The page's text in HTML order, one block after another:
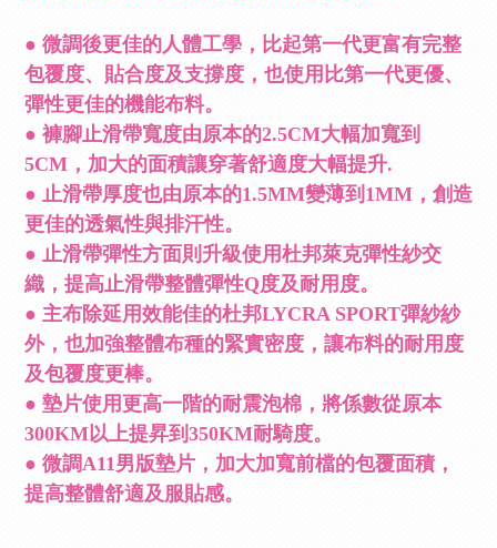
● 微調後更佳的人體工學，比起第一代更富有完整
包覆度、貼合度及支撐度，也使用比第一代更優、
彈性更佳的機能布料。
● 褲腳止滑帶寬度由原本的2.5CM大幅加寬到
5CM，加大的面積讓穿著舒適度大幅提升.
● 止滑帶厚度也由原本的1.5MM變薄到1MM，創造
更佳的透氣性與排汗性。
● 止滑帶彈性方面則升級使用杜邦萊克彈性紗交
織，提高止滑帶整體彈性Q度及耐用度。
● 主布除延用效能佳的杜邦LYCRA SPORT彈紗紗
外，也加強整體布種的緊實密度，讓布料的耐用度
及包覆度更棒。
● 墊片使用更高一階的耐震泡棉，將係數從原本
300KM以上提昇到350KM耐騎度。
● 微調A11男版墊片，加大加寬前檔的包覆面積，
提高整體舒適及服貼感。